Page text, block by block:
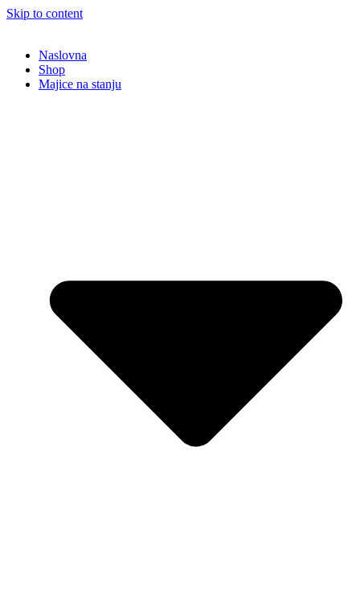
Skip to content
Naslovna
Shop
Majice na stanju